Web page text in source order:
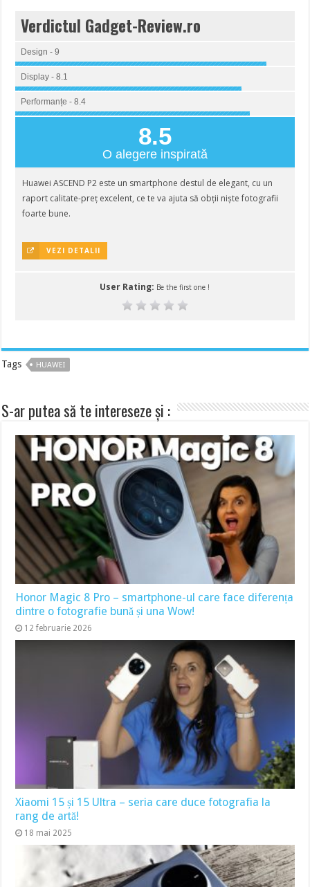
Verdictul Gadget-Review.ro
Design - 9
Display - 8.1
Performanțe - 8.4
8.5
O alegere inspirată
Huawei ASCEND P2 este un smartphone destul de elegant, cu un
raport calitate-preț excelent, ce te va ajuta să obții niște fotografii
foarte bune.
VEZI DETALII
User Rating: Be the first one !
Tags HUAWEI
S-ar putea să te intereseze și :
Honor Magic 8 Pro – smartphone-ul care face diferența
dintre o fotografie bună și una Wow!
12 februarie 2026
Xiaomi 15 și 15 Ultra – seria care duce fotografia la
rang de artă!
18 mai 2025